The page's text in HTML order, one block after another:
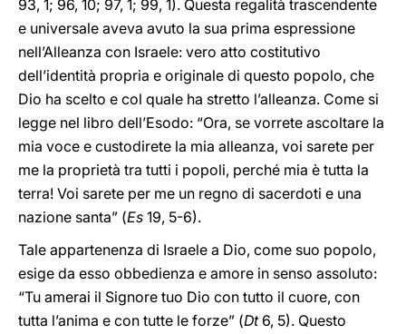
93, 1; 96, 10; 97, 1; 99, 1). Questa regalità trascendente
e universale aveva avuto la sua prima espressione
nell’Alleanza con Israele: vero atto costitutivo
dell’identità propria e originale di questo popolo, che
Dio ha scelto e col quale ha stretto l’alleanza. Come si
legge nel libro dell’Esodo: “Ora, se vorrete ascoltare la
mia voce e custodirete la mia alleanza, voi sarete per
me la proprietà tra tutti i popoli, perché mia è tutta la
terra! Voi sarete per me un regno di sacerdoti e una
nazione santa” (Es 19, 5-6).
Tale appartenenza di Israele a Dio, come suo popolo,
esige da esso obbedienza e amore in senso assoluto:
“Tu amerai il Signore tuo Dio con tutto il cuore, con
tutta l’anima e con tutte le forze” (Dt6, 5). Questo